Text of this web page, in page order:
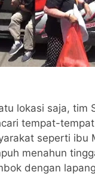
lokasi saja, tim
tempat-
seperti ibu
menahun
dengan